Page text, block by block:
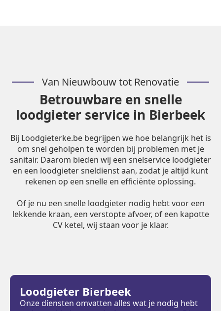
Van Nieuwbouw tot Renovatie
Betrouwbare en snelle
loodgieter service in Bierbeek
Bij Loodgieterke.be begrijpen we hoe belangrijk het is
om snel geholpen te worden bij problemen met je
sanitair. Daarom bieden wij een snelservice loodgieter
en een loodgieter sneldienst aan, zodat je altijd kunt
rekenen op een snelle en efficiënte oplossing.
Of je nu een snelle loodgieter nodig hebt voor een
lekkende kraan, een verstopte afvoer, of een kapotte
CV ketel, wij staan voor je klaar.
Loodgieter Bierbeek
Onze diensten omvatten alles wat je nodig hebt